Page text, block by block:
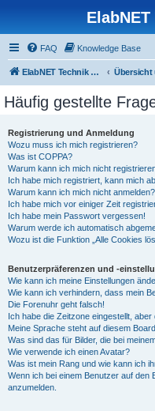
FAQ Knowledge Base
ElabNET Technik Forum
Häufig gestellte
Registrierung und Anmeldung
Wozu muss ich mich registrieren?
Was ist COPPA?
Warum kann ich mich nicht
Ich habe mich registriert, kann mich
Warum kann ich mich nicht anmelden?
Ich habe mich vor einiger Zeit
Ich habe mein Passwort vergessen!
Warum werde ich automatisch
Wozu ist die Funktion „Alle Cookies
Benutzerpräferenzen und -
Wie kann ich meine Einstellungen
Wie kann ich verhindern, dass mein
Die Forenuhr geht falsch!
Ich habe die Zeitzone eingestellt,
Meine Sprache steht auf diesem
Was sind das für Bilder, die bei
Wie verwende ich einen Avatar?
Was ist mein Rang und wie kann ich
Wenn ich bei einem Benutzer auf
anzumelden.